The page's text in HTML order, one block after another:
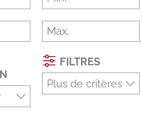
FILTRES
Plus de critères